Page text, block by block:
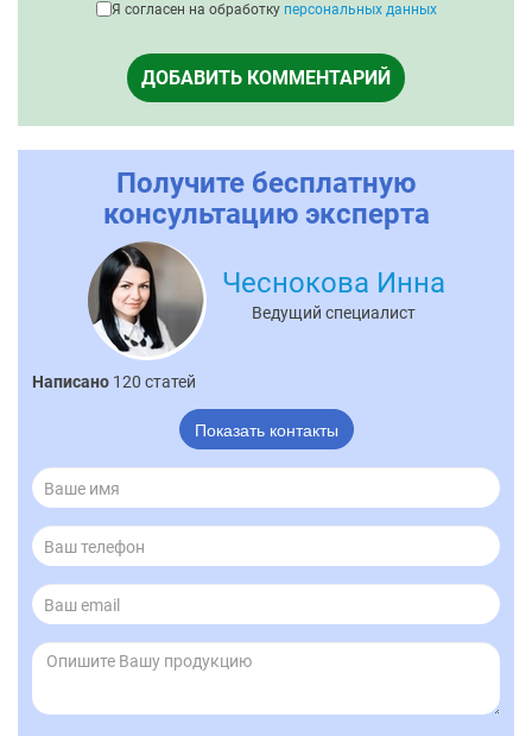
Я согласен на обработку персональных данных
ДОБАВИТЬ КОММЕНТАРИЙ
Получите бесплатную
консультацию эксперта
Чеснокова Инна
Ведущий специалист
Написано 120 статей
Показать контакты